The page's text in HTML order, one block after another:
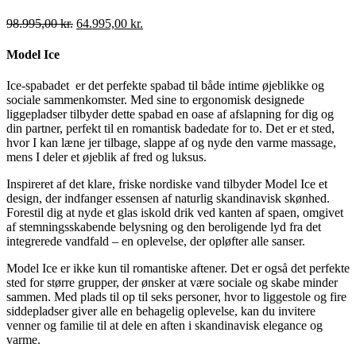
98.995,00kr. Den
98.995,00 kr..
64.995,00 kr.
64.995,00 kr..
Model Ice
Ice-spabadet er det perfekte spabad til både intime øjeblikke og
sociale sammenkomster. Med sine to ergonomisk designede
liggepladser tilbyder dette spabad en oase af afslapning for dig og
din partner, perfekt til en romantisk badedate for to. Det er et sted,
hvor I kan læne jer tilbage, slappe af og nyde den varme massage,
mens I deler et øjeblik af fred og luksus.
Inspireret af det klare, friske nordiske vand tilbyder Model Ice et
design, der indfanger essensen af ​​naturlig skandinavisk skønhed.
Forestil dig at nyde et glas iskold drik ved kanten af ​​spaen, omgivet
af stemningsskabende belysning og den beroligende lyd fra det
integrerede vandfald – en oplevelse, der opløfter alle sanser.
Model Ice er ikke kun til romantiske aftener. Det er også det perfekte
sted for større grupper, der ønsker at være sociale og skabe minder
sammen. Med plads til op til seks personer, hvor to liggestole og fire
siddepladser giver alle en behagelig oplevelse, kan du invitere
venner og familie til at dele en aften i skandinavisk elegance og
varme.